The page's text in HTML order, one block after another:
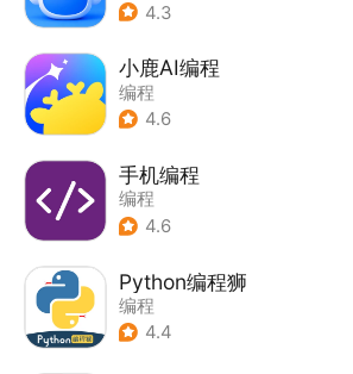
4.3
小鹿AI编程
编程
4.6
手机编程
编程
4.6
Python编程狮
编程
4.4